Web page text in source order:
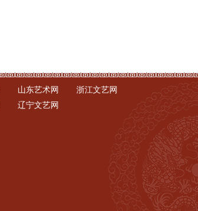
山东艺术网
浙江文艺网
辽宁文艺网